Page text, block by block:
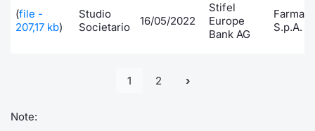
(file -
207,17 kb)
Studio
Societario
16/05/2022
Stifel
Europe
Bank AG
S.p.A.
1 2
Note: